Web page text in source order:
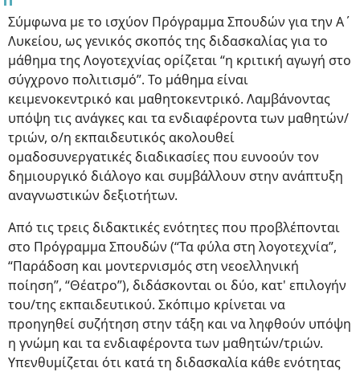
Σύμφωνα με το ισχύον Πρόγραμμα Σπουδών για την Α΄
Λυκείου, ως γενικός σκοπός της διδασκαλίας για το
μάθημα της Λογοτεχνίας ορίζεται “η κριτική αγωγή στο
σύγχρονο πολιτισμό”. Το μάθημα είναι
κειμενοκεντρικό και μαθητοκεντρικό. Λαμβάνοντας
υπόψη τις ανάγκες και τα ενδιαφέροντα των μαθητών/
τριών, ο/η εκπαιδευτικός ακολουθεί
ομαδοσυνεργατικές διαδικασίες που ευνοούν τον
δημιουργικό διάλογο και συμβάλλουν στην ανάπτυξη
αναγνωστικών δεξιοτήτων.
Από τις τρεις διδακτικές ενότητες που προβλέπονται
στο Πρόγραμμα Σπουδών (“Τα φύλα στη λογοτεχνία”,
“Παράδοση και μοντερνισμός στη νεοελληνική
ποίηση”, “Θέατρο”), διδάσκονται οι δύο, κατ' επιλογήν
του/της εκπαιδευτικού. Σκόπιμο κρίνεται να
προηγηθεί συζήτηση στην τάξη και να ληφθούν υπόψη
η γνώμη και τα ενδιαφέροντα των μαθητών/τριών.
Υπενθυμίζεται ότι κατά τη διδασκαλία κάθε ενότητας